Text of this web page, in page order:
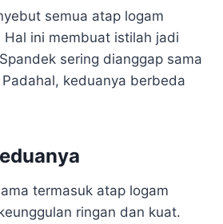
semua atap logam
Hal ini membuat istilah jadi
sering dianggap sama
keduanya berbeda
termasuk atap logam
ringan dan kuat.